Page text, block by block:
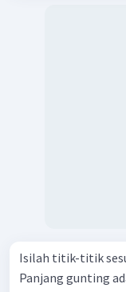
Isilah titik-titik
Panjang gunting